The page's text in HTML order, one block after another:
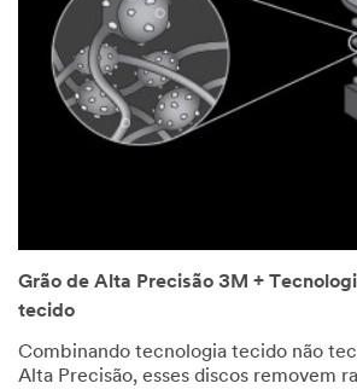
Grão de Alta Precisão 3M +
tecido
Combinando tecnologia tecido não
Alta Precisão, esses discos removem